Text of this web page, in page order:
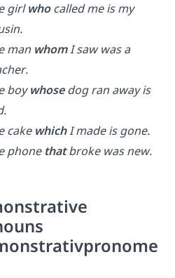
girlwhocalled me is my
man whomI saw was a
boywhosedog ran away is
cake whichI made is gone.
phone thatbroke was new.